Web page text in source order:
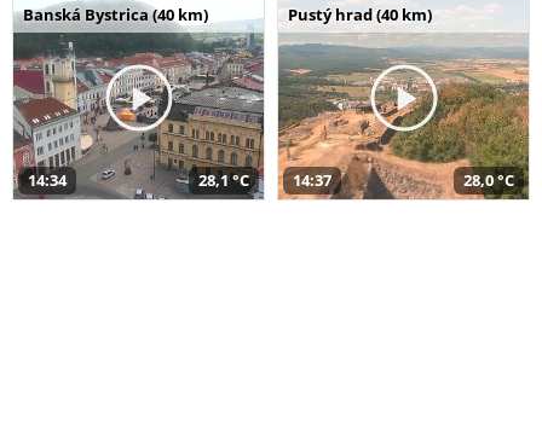
Banská Bystrica (40 km)
14:34 28,1 °C
Pustý hrad (40 km)
14:37 28,0 °C